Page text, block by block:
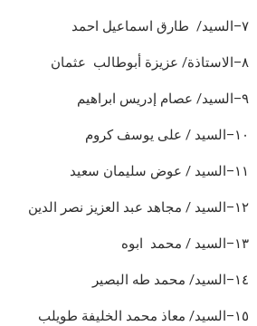
٧– السيد/ طارق اسماعيل احمد
٨– الاستاذة/ عزيزة أبوطالب عثمان
٩– السيد/ عصام إدريس ابراهيم
١٠– السيد / على يوسف كروم
١١– السيد / عوض سليمان سعيد
١٢– السيد / مجاهد عبد العزيز نصر الدين
١٣– السيد / محمد ابوه
١٤– السيد/ محمد طه البصير
١٥– السيد/ معاذ محمد الخليفة طويلب